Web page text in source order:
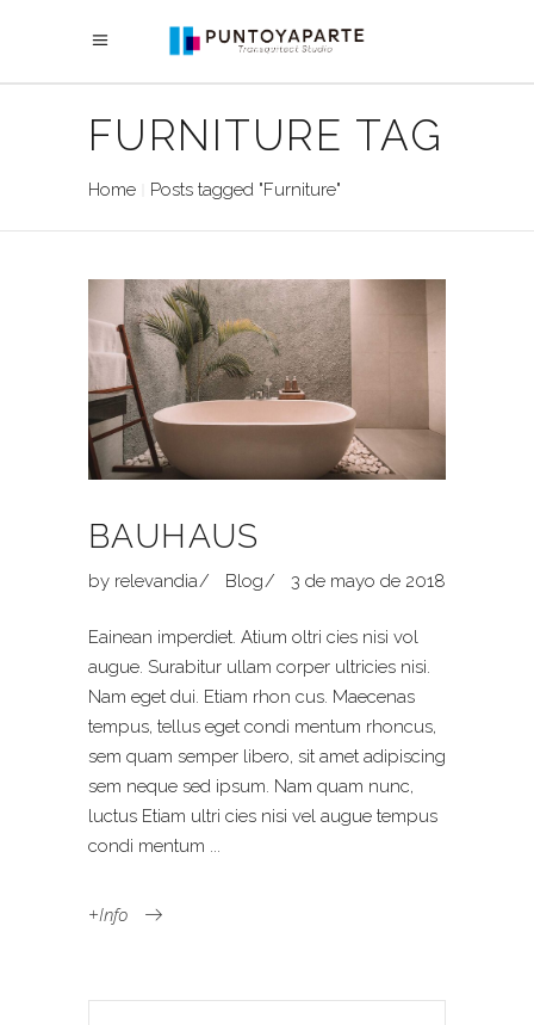
FURNITURE TAG
Home Posts tagged "Furniture"
BAUHAUS
by relevandia Blog 3 de mayo de 2018
Eainean imperdiet. Atium oltri cies nisi vol
augue. Surabitur ullam corper ultricies nisi.
Nam eget dui. Etiam rhon cus. Maecenas
tempus, tellus eget condi mentum rhoncus,
sem quam semper libero, sit amet adipiscing
sem neque sed ipsum. Nam quam nunc,
luctus Etiam ultri cies nisi vel augue tempus
condi mentum